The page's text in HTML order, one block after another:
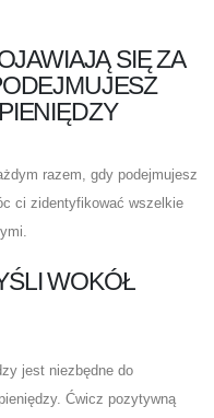
SIĘ ZA
razem, gdy podejmujesz
ci zidentyfikować wszelkie
WOKÓŁ
jest niezbędne do
Ćwicz pozytywną